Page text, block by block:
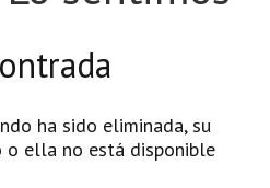
ha sido eliminada, su
o ella no está disponible